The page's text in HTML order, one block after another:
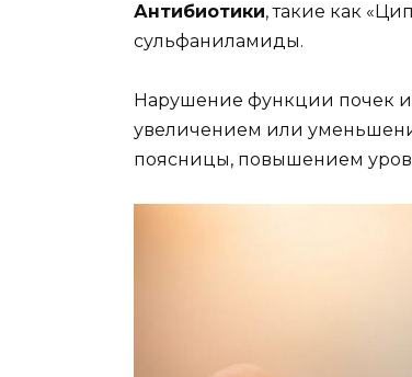
Антибиотики, такие как
сульфаниламиды.
Нарушение функции почек
увеличением или
поясницы, повышением